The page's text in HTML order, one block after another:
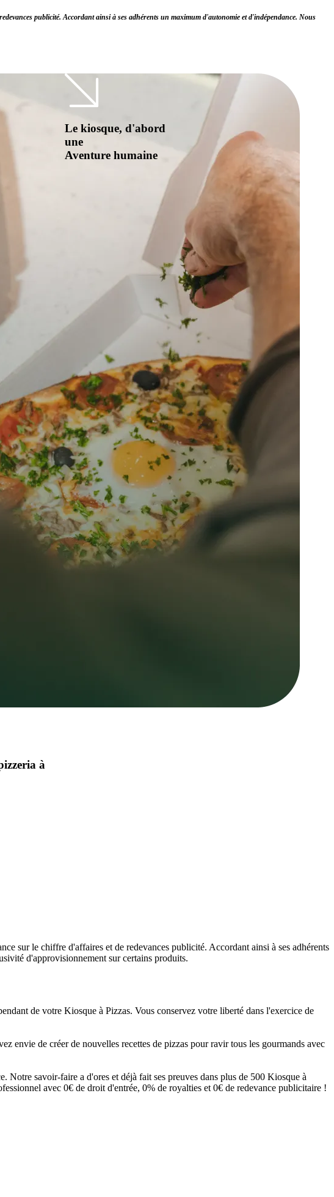
publicité. Accordant ainsi à ses adhérents un maximum d'autonomie et d'indépendance. Nous
à
Le kiosque, d'abord
une
Aventure humaine
sur le chiffre d'affaires et de redevances publicité. Accordant ainsi à ses adhérents
d'approvisionnement sur certains produits.
de votre Kiosque à Pizzas. Vous conservez votre liberté dans l'exercice de
envie de créer de nouvelles recettes de pizzas pour ravir tous les gourmands avec
Notre savoir-faire a d'ores et déjà fait ses preuves dans plus de 500 Kiosque à
avec 0€ de droit d'entrée, 0% de royalties et 0€ de redevance publicitaire !